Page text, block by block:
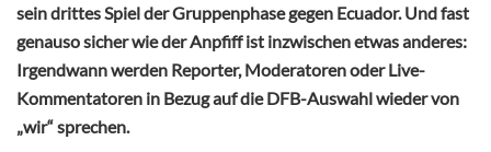
sein drittes Spiel der Gruppenphase gegen Ecuador. Und fast
genauso sicher wie der Anpfiff ist inzwischen etwas anderes:
Irgendwann werden Reporter, Moderatoren oder Live-
Kommentatoren in Bezug auf die DFB-Auswahl wieder von
„wir“ sprechen.